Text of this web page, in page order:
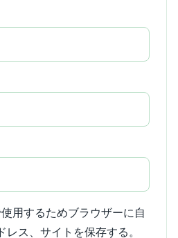
用するためブラウザーに自
ス、サイトを保存する。